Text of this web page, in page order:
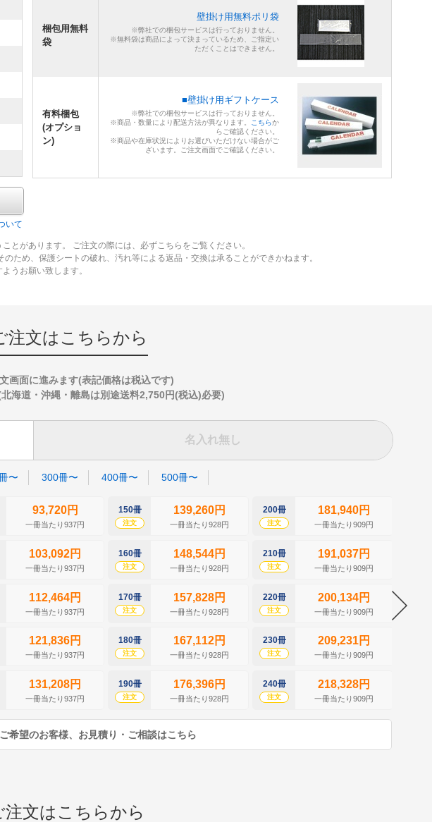
いて
梱包用無料
袋
壁掛け用無料ポリ袋
※弊社での梱包サービスは行っておりません。
※無料袋は商品によって決まっているため、ご指定い
ただくことはできません。
有料梱包
(オプショ
ン)
■壁掛け用ギフトケース
※弊社での梱包サービスは行っておりません。
※商品・数量により配送方法が異なります。
こちらか
らご確認ください。
※商品や在庫状況によりお選びいただけない場合がご
ざいます。ご注文画面でご確認ください。
があります。 ご注文の際には、必ずこちらをご覧ください。
ため、保護シートの破れ、汚れ等による返品・交換は承ることができかねます。
うお願い致します。
注文はこちらから
画面に進みます(表記価格は税込です)
海道・沖縄・離島は別途送料2,750円(税込)必要)
名入れ無し
〜 300冊〜 400冊〜 500冊〜
93,720円
一冊当たり937円
103,092円
一冊当たり937円
112,464円
一冊当たり937円
121,836円
一冊当たり937円
131,208円
一冊当たり937円
150冊
注文
139,260円
一冊当たり928円
160冊
注文
148,544円
一冊当たり928円
170冊
注文
157,828円
一冊当たり928円
180冊
注文
167,112円
一冊当たり928円
190冊
注文
176,396円
一冊当たり928円
200冊
注文
181,940円
一冊当たり909円
210冊
注文
191,037円
一冊当たり909円
220冊
注文
200,134円
一冊当たり909円
230冊
注文
209,231円
一冊当たり909円
240冊
注文
218,328円
一冊当たり909円
希望のお客様、お見積り・ご相談はこちら
注文はこちらから